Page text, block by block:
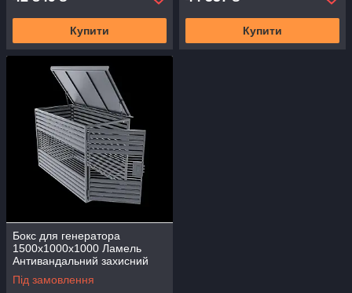
Купити Купити
Бокс для генератора
1500х1000х1000 Ламель
Антивандальний захисний
БЛГ-11 Короб Кожух Замок з
дахом
Під замовлення